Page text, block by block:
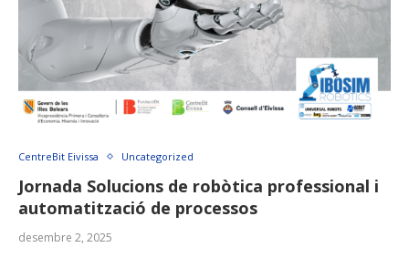
CentreBit Eivissa Uncategorized
Jornada Solucions de robòtica professional i
automatització de processos
desembre 2, 2025